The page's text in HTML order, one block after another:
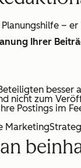
–
Ihrer
besser
nicht zum
Postings im